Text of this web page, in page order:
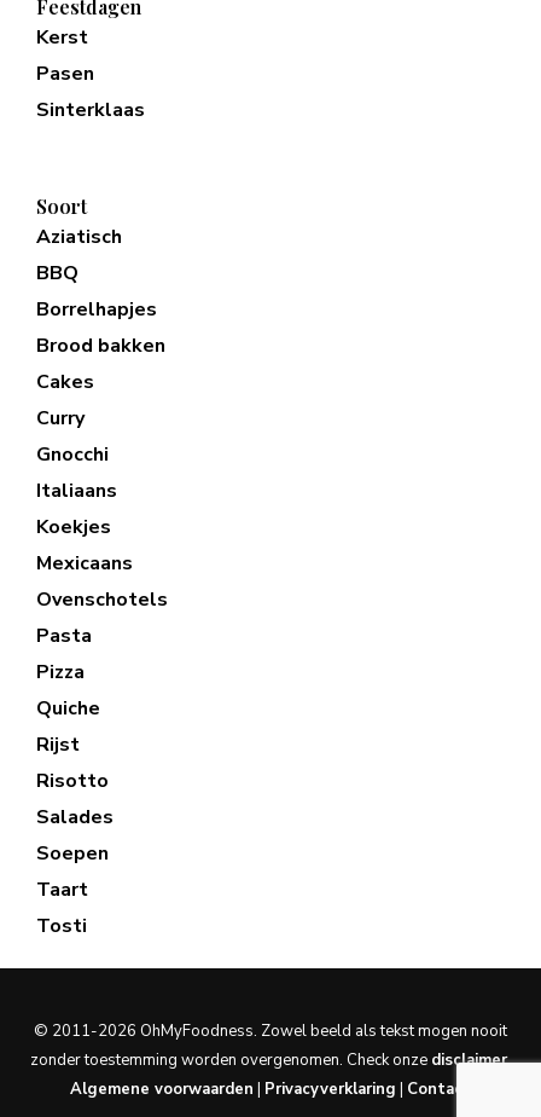
Feestdagen
Kerst
Pasen
Sinterklaas
Soort
Aziatisch
BBQ
Borrelhapjes
Brood bakken
Cakes
Curry
Gnocchi
Italiaans
Koekjes
Mexicaans
Ovenschotels
Pasta
Pizza
Quiche
Rijst
Risotto
Salades
Soepen
Taart
Tosti
© 2011-2026 OhMyFoodness. Zowel beeld als tekst mogen nooit
zonder toestemming worden overgenomen. Check onze disclaimer.
Algemene voorwaarden | Privacyverklaring | Contact